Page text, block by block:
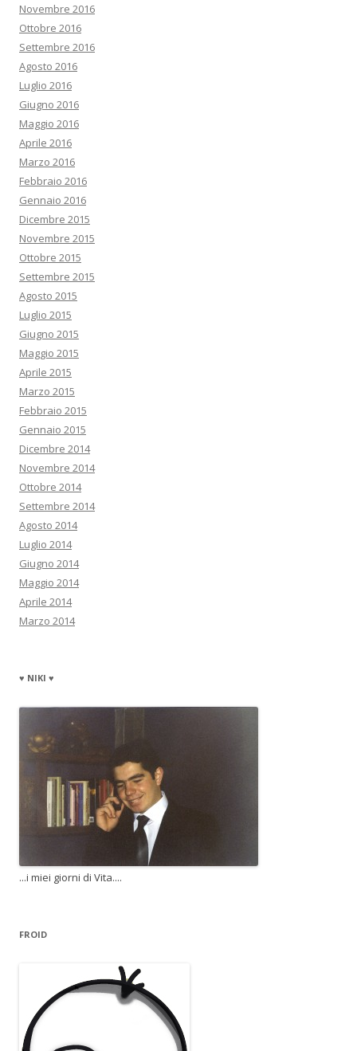
Novembre 2016
Ottobre 2016
Settembre 2016
Agosto 2016
Luglio 2016
Giugno 2016
Maggio 2016
Aprile 2016
Marzo 2016
Febbraio 2016
Gennaio 2016
Dicembre 2015
Novembre 2015
Ottobre 2015
Settembre 2015
Agosto 2015
Luglio 2015
Giugno 2015
Maggio 2015
Aprile 2015
Marzo 2015
Febbraio 2015
Gennaio 2015
Dicembre 2014
Novembre 2014
Ottobre 2014
Settembre 2014
Agosto 2014
Luglio 2014
Giugno 2014
Maggio 2014
Aprile 2014
Marzo 2014
♥ NIKI ♥
...i miei giorni di Vita....
FROID